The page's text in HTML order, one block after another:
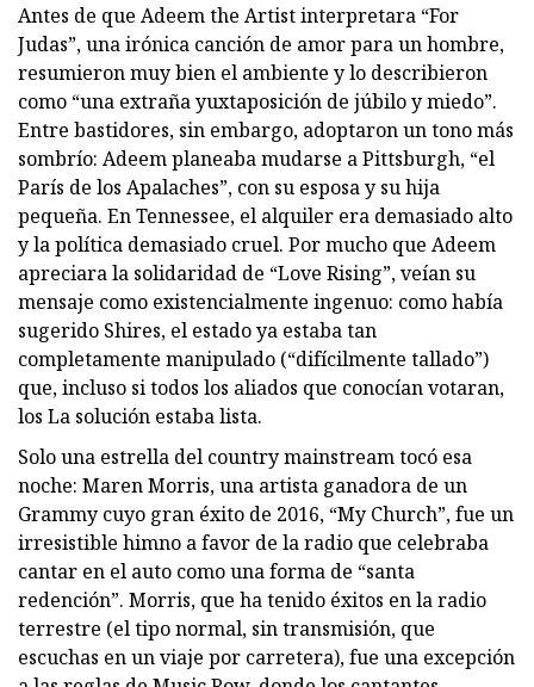
Antes de que Adeem the Artist interpretara “For
Judas”, una irónica canción de amor para un hombre,
resumieron muy bien el ambiente y lo describieron
como “una extraña yuxtaposición de júbilo y miedo”.
Entre bastidores, sin embargo, adoptaron un tono más
sombrío: Adeem planeaba mudarse a Pittsburgh, “el
París de los Apalaches”, con su esposa y su hija
pequeña. En Tennessee, el alquiler era demasiado alto
y la política demasiado cruel. Por mucho que Adeem
apreciara la solidaridad de “Love Rising”, veían su
mensaje como existencialmente ingenuo: como había
sugerido Shires, el estado ya estaba tan
completamente manipulado (“difícilmente tallado”)
que, incluso si todos los aliados que conocían votaran,
los La solución estaba lista.
Solo una estrella del country mainstream tocó esa
noche: Maren Morris, una artista ganadora de un
Grammy cuyo gran éxito de 2016, “My Church”, fue un
irresistible himno a favor de la radio que celebraba
cantar en el auto como una forma de “santa
redención”. Morris, que ha tenido éxitos en la radio
terrestre (el tipo normal, sin transmisión, que
escuchas en un viaje por carretera), fue una excepción